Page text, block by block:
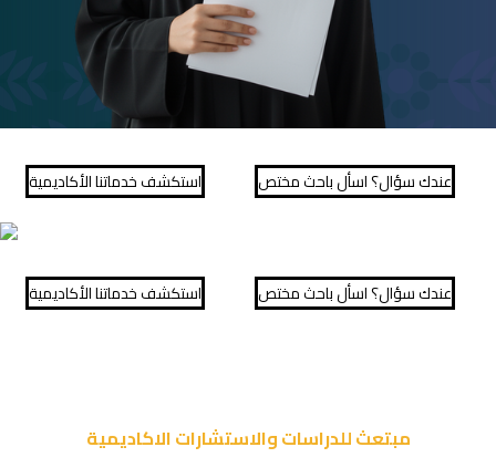
⁠استكشف خدماتنا الأكاديمية عندك سؤال؟ اسأل باحث مختص
⁠استكشف خدماتنا الأكاديمية عندك سؤال؟ اسأل باحث مختص
مبتعث للدراسات والاستشارات الاكاديمية